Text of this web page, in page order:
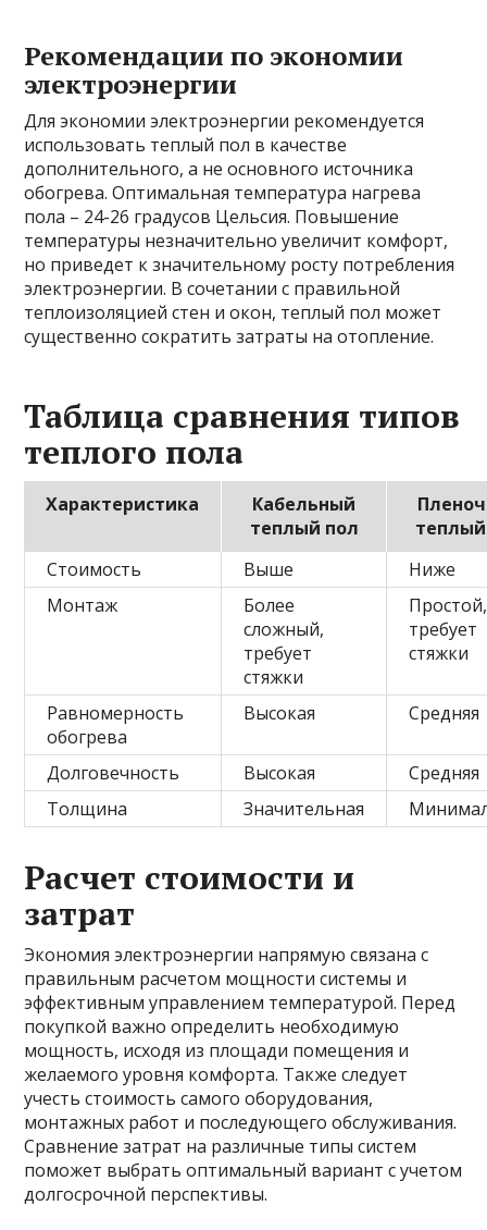
Рекомендации по экономии
электроэнергии
Для экономии электроэнергии рекомендуется
использовать теплый пол в качестве
дополнительного, а не основного источника
обогрева. Оптимальная температура нагрева
пола – 24-26 градусов Цельсия. Повышение
температуры незначительно увеличит комфорт,
но приведет к значительному росту потребления
электроэнергии. В сочетании с правильной
теплоизоляцией стен и окон, теплый пол может
существенно сократить затраты на отопление.
Таблица сравнения типов
теплого пола
Характеристика
Кабельный
теплый пол
Стоимость
Выше
Ниже
Монтаж
Более
сложный,
требует
стяжки
требует
стяжки
Равномерность
обогрева
Высокая Средняя
Долговечность Высокая
Средняя
Толщина
Значительная
Расчет стоимости и
затрат
Экономия электроэнергии напрямую связана с
правильным расчетом мощности системы и
эффективным управлением температурой. Перед
покупкой важно определить необходимую
мощность, исходя из площади помещения и
желаемого уровня комфорта. Также следует
учесть стоимость самого оборудования,
монтажных работ и последующего обслуживания.
Сравнение затрат на различные типы систем
поможет выбрать оптимальный вариант с учетом
долгосрочной перспективы.